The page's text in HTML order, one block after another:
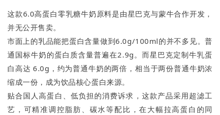
这款6.0高蛋白零乳糖牛奶原料是由星巴克与蒙牛合作开发，
并无公开售卖。
市面上的乳品能把蛋白含量做到6.0g/100ml的并不多见。普
通国标牛奶的蛋白质含量普遍在2.9g。而星巴克定制牛乳蛋
白高达 6.0g，约为普通牛奶的两倍，相当于两份普通牛奶浓
缩成一份，成为饮品核心蛋白来源。
贴合国人高蛋白、低负担的消费诉求，这款产品采用超滤工
艺，可精准调控脂肪、碳水等配比，在大幅拉高蛋白的同